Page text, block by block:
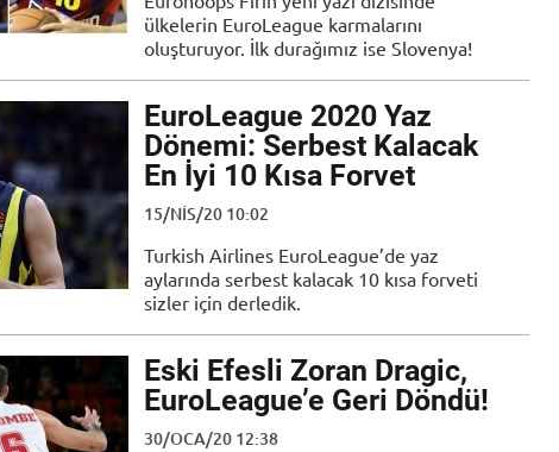
ülkelerin EuroLeague karmalarını
oluşturuyor. İlk durağımız ise Slovenya!
EuroLeague 2020 Yaz
Dönemi: Serbest Kalacak
En İyi 10 Kısa Forvet
15/NIS/20 10:02
Turkish Airlines EuroLeague’de yaz
aylarında serbest kalacak 10 kısa forveti
sizler için derledik.
Eski Efesli Zoran Dragic,
EuroLeague’e Geri Döndü!
30/OCA/20 12:38